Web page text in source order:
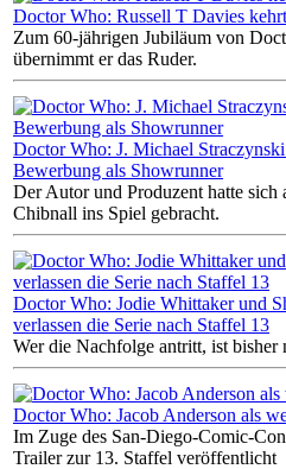
Doctor Who: Russell T Davies
Zum 60-jährigen Jubiläum von
übernimmt er das Ruder.
Doctor Who: J. Michael
Bewerbung als Showrunner
Der Autor und Produzent hatte
Chibnall ins Spiel gebracht.
Doctor Who: Jodie Whittaker und
verlassen die Serie nach Staffel 13
Wer die Nachfolge antritt, ist bisher
Doctor Who: Jacob Anderson als
Im Zuge des San-Diego-Comic-
Trailer zur 13. Staffel veröffentlicht